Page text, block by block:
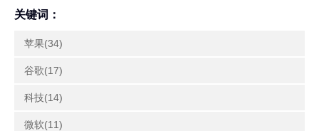
关键词：
苹果(34)
谷歌(17)
科技(14)
微软(11)